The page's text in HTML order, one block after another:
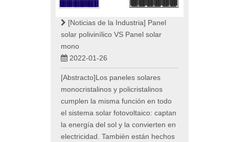
[Noticias de la Industria] Panel
solar polivinílico VS Panel solar
mono
2022-01-26
[Abstracto]Los paneles solares
monocristalinos y policristalinos
cumplen la misma función en todo
el sistema solar fotovoltaico: captan
la energía del sol y la convierten en
electricidad. También están hechos